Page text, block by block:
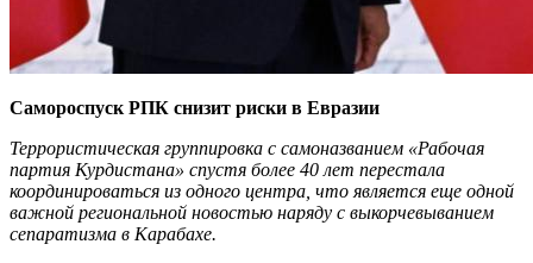
Самороспуск РПК снизит риски в Евразии
Террористическая группировка с самоназванием «Рабочая
партия Курдистана» спустя более 40 лет перестала
координироваться из одного центра, что является еще одной
важной региональной новостью наряду с выкорчевыванием
сепаратизма в Карабахе.